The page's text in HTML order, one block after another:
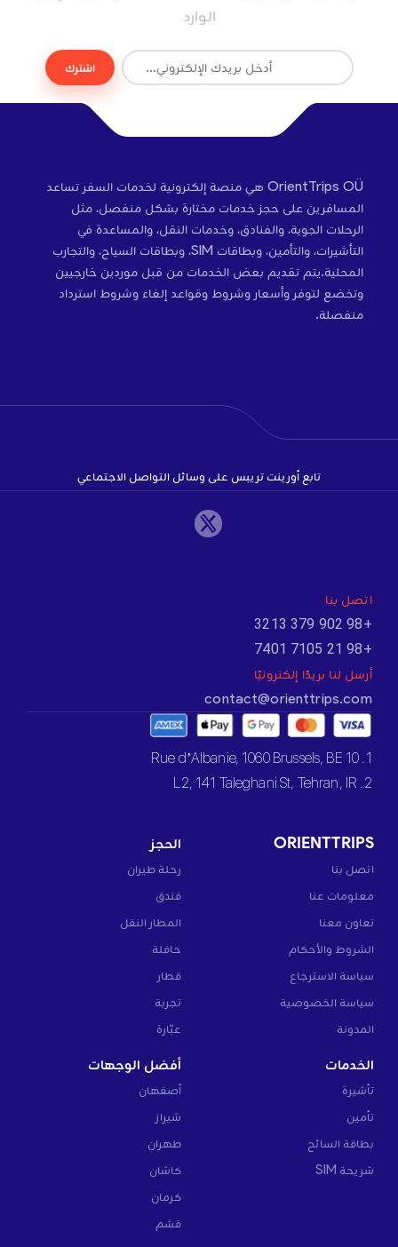
الوارد
اشترك
OrientTrips OÜ هي منصة إلكترونية لخدمات السفر تساعد
المسافرين على حجز خدمات مختارة بشكل منفصل، مثل
الرحلات الجوية، والفنادق، وخدمات النقل، والمساعدة في
التأشيرات، والتأمين، وبطاقات SIM، وبطاقات السياح، والتجارب
المحلية.يتم تقديم بعض الخدمات من قبل موردين خارجيين
وتخضع لتوفر وأسعار وشروط وقواعد إلغاء وشروط استرداد
منفصلة.
تابع أورينت تريبس على وسائل التواصل الاجتماعي
اتصل بنا
+98 902 379 3213
+98 21 7105 7401
أرسل لنا بريدًا إلكترونيًا
contact@orienttrips.com
1. 10 Rue d’Albanie, 1060 Brussels, BE
2. L2, 141 Taleghani St, Tehran, IR
ORIENTTRIPS
اتصل بنا
معلومات عنا
تعاون معنا
الشروط والأحكام
سياسة الاسترجاع
سياسة الخصوصية
المدونة
الحجز
رحلة طيران
فندق
المطار النقل
حافلة
قطار
تجربة
عبّارة
الخدمات
تأشيرة
تأمين
بطاقة السائح
شريحة SIM
أفضل الوجهات
أصفهان
شيراز
طهران
كاشان
كرمان
قشم